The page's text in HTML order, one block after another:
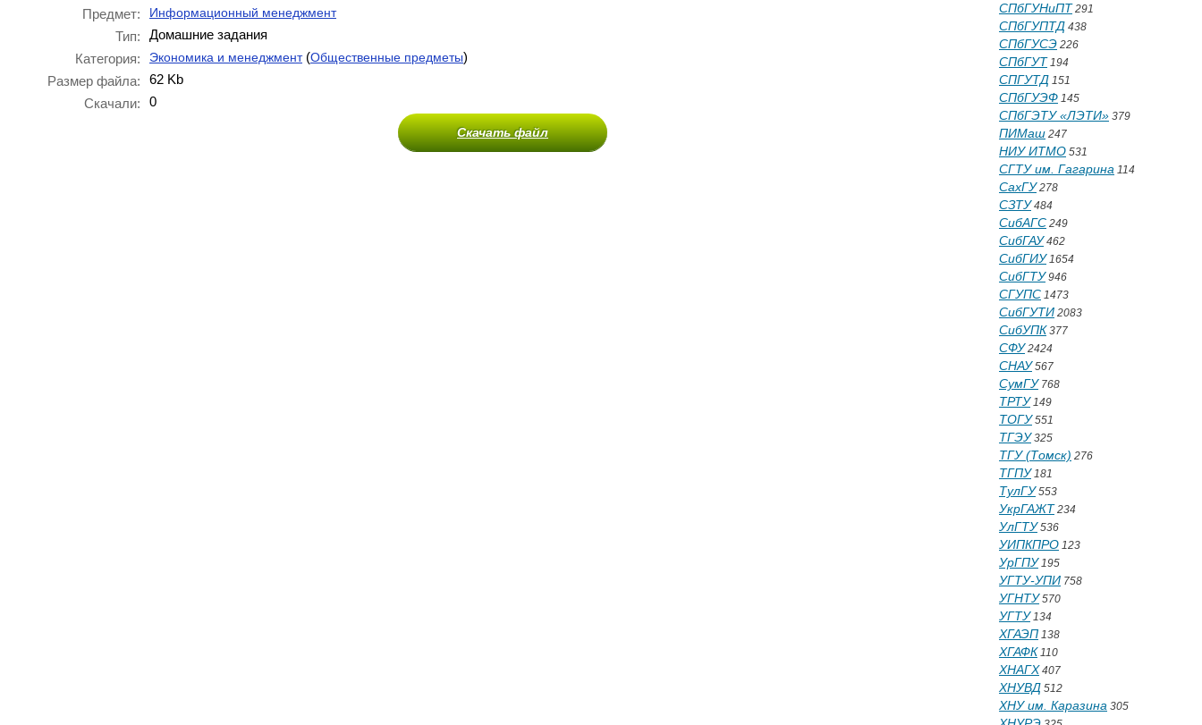
Предмет: Информационный менеджмент
Тип:
Домашние задания
Категория:
Экономика и менеджмент(Общественные предметы)
Размер файла:
62 Kb
Скачали:
0
Скачать файл
СПбГУНиПТ 291
СПбГУПТД 438
СПбГУСЭ 226
СПбГУТ 194
СПГУТД 151
СПбГУЭФ 145
СПбГЭТУ «ЛЭТИ» 379
ПИМаш 247
НИУ ИТМО 531
СГТУ им. Гагарина 114
СахГУ278
СЗТУ484
СибАГС 249
СибГАУ462
СибГИУ1654
СибГТУ946
СГУПС 1473
СибГУТИ 2083
СибУПК 377
СФУ2424
СНАУ567
СумГУ768
ТРТУ149
ТОГУ551
ТГЭУ325
ТГУ (Томск) 276
ТГПУ181
ТулГУ553
УкрГАЖТ 234
УлГТУ536
УИПКПРО 123
УрГПУ195
УГТУ-УПИ 758
УГНТУ570
УГТУ134
ХГАЭП 138
ХГАФК 110
ХНАГХ 407
ХНУВД 512
ХНУ им. Каразина 305